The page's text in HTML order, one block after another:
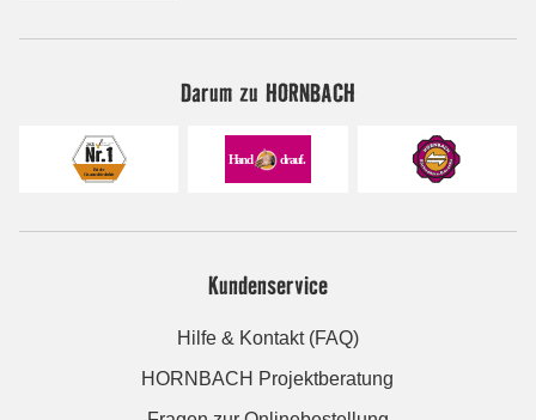
Darum zu HORNBACH
Kundenservice
Hilfe & Kontakt (FAQ)
HORNBACH Projektberatung